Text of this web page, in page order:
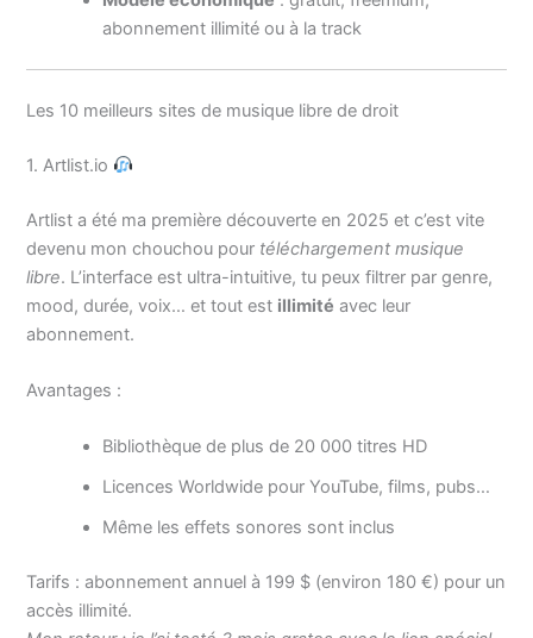
abonnement illimité ou à la track
Les 10 meilleurs sites de musique libre de droit
1. Artlist.io
Artlist a été ma première découverte en 2025 et c’est vite
devenu mon chouchou pour téléchargement musique
libre. L’interface est ultra-intuitive, tu peux filtrer par genre,
mood, durée, voix… et tout est illimité avec leur
abonnement.
Avantages :
Bibliothèque de plus de 20 000 titres HD
Licences Worldwide pour YouTube, films, pubs…
Même les effets sonores sont inclus
Tarifs : abonnement annuel à 199 $ (environ 180 €) pour un
accès illimité.